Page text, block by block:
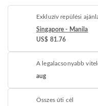
Exkluzív repülési
Singapore - Manila
US$ 81.76
A legalacsonyabb
aug
Összes úti cél